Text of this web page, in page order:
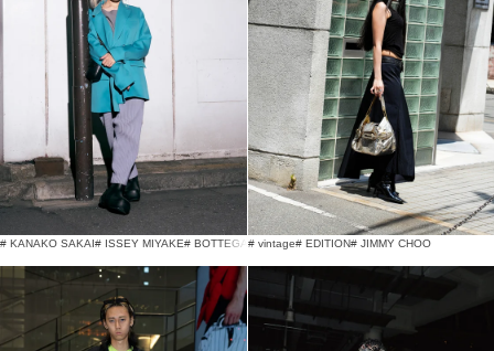
# KANAKO SAKAI# ISSEY MIYAKE# BOTTEGA VENETA
# vintage# EDITION# JIMMY CHOO